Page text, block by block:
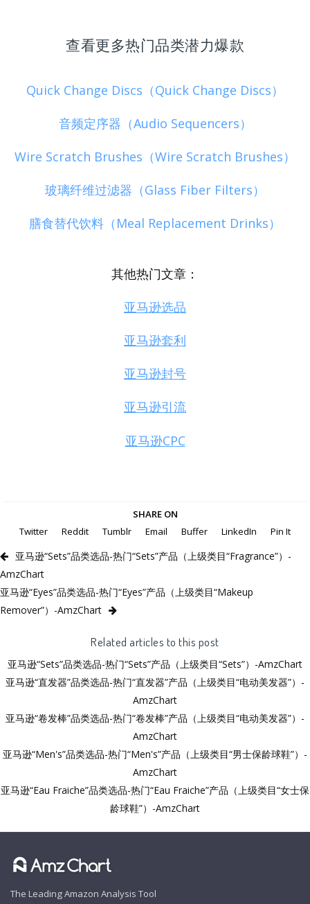
查看更多热门品类潜力爆款
Quick Change Discs（Quick Change Discs）
音频定序器（Audio Sequencers）
Wire Scratch Brushes（Wire Scratch Brushes）
玻璃纤维过滤器（Glass Fiber Filters）
膳食替代饮料（Meal Replacement Drinks）
其他热门文章：
亚马逊选品
亚马逊套利
亚马逊封号
亚马逊引流
亚马逊CPC
SHARE ON
Twitter
Reddit Tumblr Email Buffer LinkedIn Pin It
亚马逊“Sets”品类选品-热门“Sets”产品（上级类目“Fragrance”）-
AmzChart
亚马逊“Eyes”品类选品-热门“Eyes”产品（上级类目“Makeup
Remover”）-AmzChart
Related articles to this post
亚马逊“Sets”品类选品-热门“Sets”产品（上级类目“Sets”）-AmzChart
亚马逊“直发器”品类选品-热门“直发器”产品（上级类目“电动美发器”）-
AmzChart
亚马逊“卷发棒”品类选品-热门“卷发棒”产品（上级类目“电动美发器”）-
AmzChart
亚马逊“Men's”品类选品-热门“Men's”产品（上级类目“男士保龄球鞋”）-
AmzChart
亚马逊“Eau Fraiche”品类选品-热门“Eau Fraiche”产品（上级类目“女士保
龄球鞋”）-AmzChart
The Leading Amazon Analysis Tool